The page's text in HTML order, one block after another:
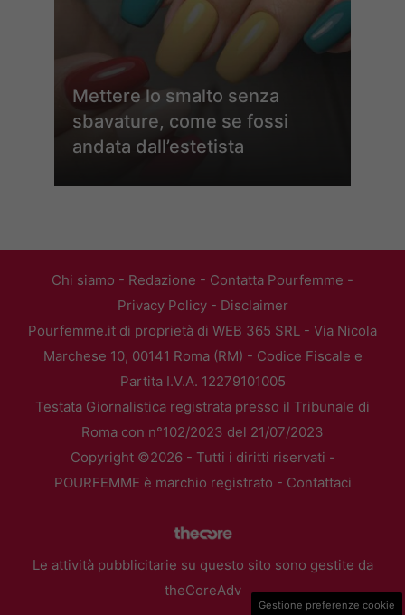
Mettere lo smalto senza
sbavature, come se fossi
andata dall’estetista
Chi siamo - Redazione - Contatta Pourfemme -
Privacy Policy- Disclaimer
Pourfemme.it di proprietà di WEB 365 SRL - Via Nicola
Marchese 10, 00141 Roma (RM) - Codice Fiscale e
Partita I.V.A. 12279101005
Testata Giornalistica registrata presso il Tribunale di
Roma con n°102/2023 del 21/07/2023
Copyright ©2026 - Tutti i diritti riservati -
POURFEMME è marchio registrato - Contattaci
Le attività pubblicitarie su questo sito sono gestite da
theCoreAdv
Gestione preferenze cookie